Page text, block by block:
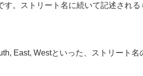
。ストリート名に続いて記述される
East, Westといった、ストリート名